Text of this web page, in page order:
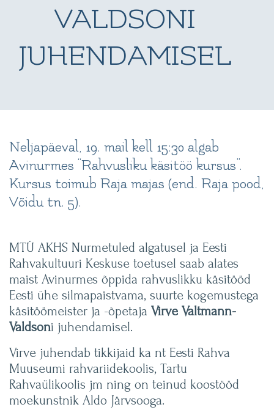
VALDSONI
JUHENDAMISEL
Neljapäeval, 19. mail kell 15:30 algab
Avinurmes “Rahvusliku käsitöö kursus”.
Kursus toimub Raja majas (end. Raja pood,
Võidu tn. 5).
MTÜ AKHS Nurmetuled algatusel ja Eesti
Rahvakultuuri Keskuse toetusel saab alates
maist Avinurmes õppida rahvuslikku käsitööd
Eesti ühe silmapaistvama, suurte kogemustega
käsitöömeister ja -õpetaja Virve Valtmann-
Valdsoni juhendamisel.
Virve juhendab tikkijaid ka nt Eesti Rahva
Muuseumi rahvariidekoolis, Tartu
Rahvaülikoolis jm ning on teinud koostööd
moekunstnik Aldo Järvsooga.